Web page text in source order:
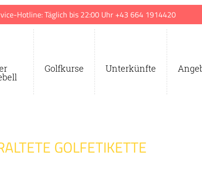
Hotline: Täglich bis 22:00 Uhr +43 664 1914420
Golfkurse Unterkünfte
GOLFETIKETTE